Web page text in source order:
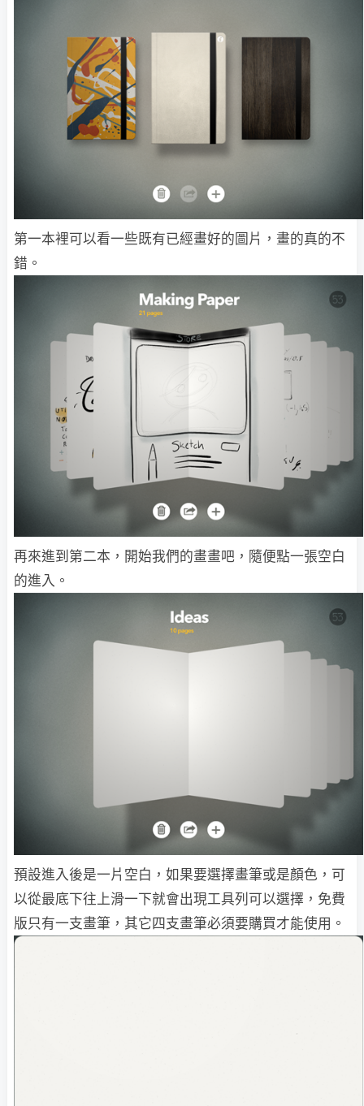
第一本裡可以看一些既有已經畫好的圖片，畫的真的不
錯。
再來進到第二本，開始我們的畫畫吧，隨便點一張空白
的進入。
預設進入後是一片空白，如果要選擇畫筆或是顏色，可
以從最底下往上滑一下就會出現工具列可以選擇，免費
版只有一支畫筆，其它四支畫筆必須要購買才能使用。